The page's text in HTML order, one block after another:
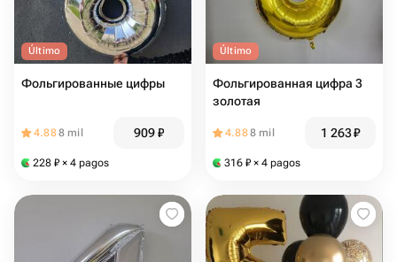
Último
Фольгированные цифры
4.888 mil 909₽
228 ₽ × 4 pagos
Último
Фольгированная цифра 3
золотая
4.888 mil 1 263₽
316 ₽ × 4 pagos